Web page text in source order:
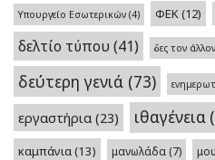
Υπουργείο Εσωτερικών (4) ΦΕΚ (12)
δελτίο τύπου (41) δες τον
δεύτερη γενιά (73)
εργαστήρια (23) ιθαγένεια
καμπάνια (13) μανωλάδα (7)